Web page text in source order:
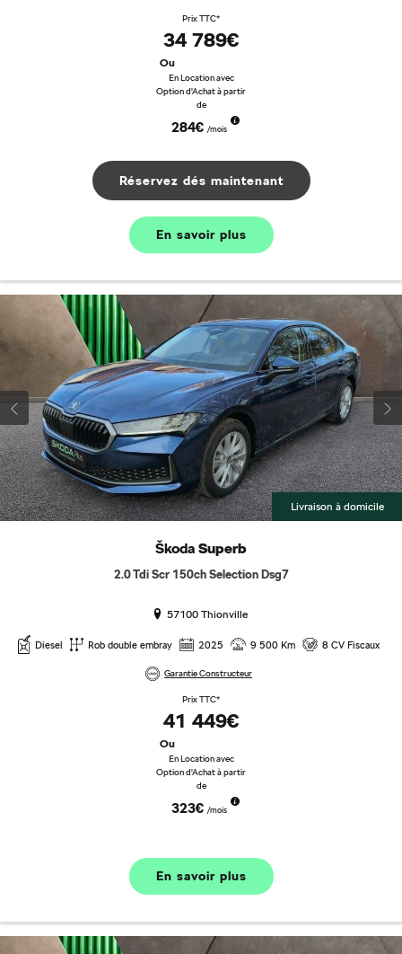
Prix TTC*
34 789€
Ou
En Location avec
Option d'Achat à partir
de
284€ /mois
Réservez dés maintenant
En savoir plus
Livraison à domicile
Škoda Superb
2.0 Tdi Scr 150ch Selection Dsg7
57100 Thionville
Diesel Rob double embray 2025 9 500 Km 8 CV Fiscaux
Garantie Constructeur
Prix TTC*
41 449€
Ou
En Location avec
Option d'Achat à partir
de
323€ /mois
En savoir plus